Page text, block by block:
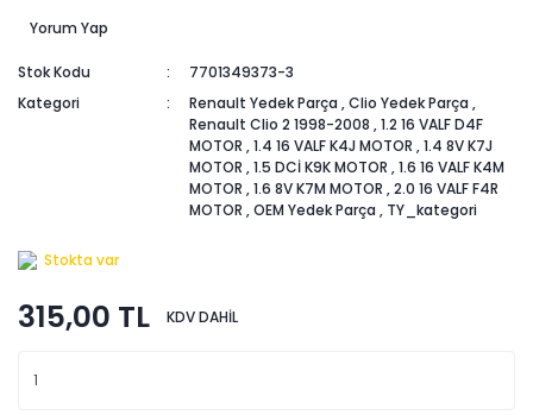
Yorum Yap
Stok Kodu
7701349373-3
Kategori
Renault Yedek Parça ,Clio Yedek Parça ,
Renault Clio 2 1998-2008 ,1.2 16 VALF D4F
MOTOR ,1.4 16 VALF K4J MOTOR ,1.4 8V K7J
MOTOR ,1.5 DCİ K9K MOTOR ,1.6 16 VALF K4M
MOTOR ,1.6 8V K7M MOTOR ,2.0 16 VALF F4R
MOTOR ,OEM Yedek Parça , TY_kategori
Stokta var
315,00 TL KDV DAHİL